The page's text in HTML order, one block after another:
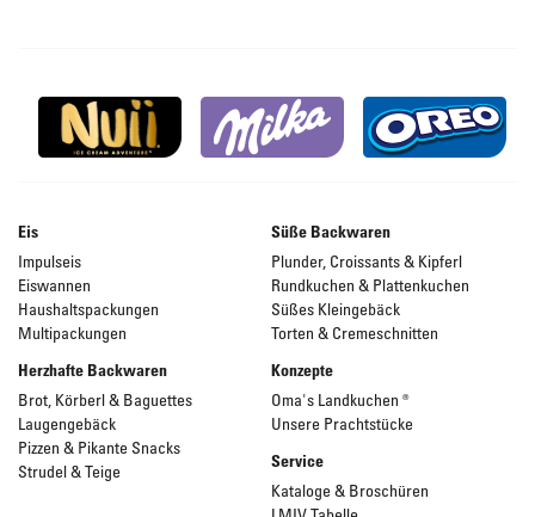
Eis
Impulseis
Eiswannen
Haushaltspackungen
Multipackungen
Süße Backwaren
Plunder, Croissants & Kipferl
Rundkuchen & Plattenkuchen
Süßes Kleingebäck
Torten & Cremeschnitten
Herzhafte Backwaren
Brot, Körberl & Baguettes
Laugengebäck
Pizzen & Pikante Snacks
Strudel & Teige
Konzepte
Oma's Landkuchen ®
Unsere Prachtstücke
Service
Kataloge & Broschüren